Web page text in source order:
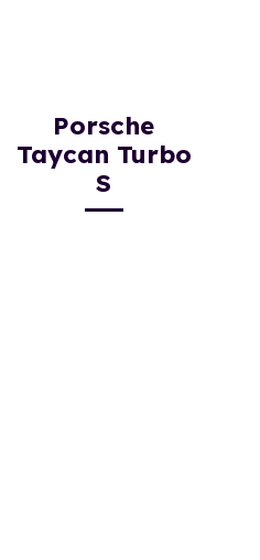
Porsche
Taycan Turbo
S